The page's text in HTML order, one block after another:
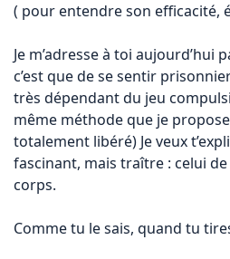
( pour entendre son efficacité,
Je m’adresse à toi aujourd’hui
c’est que de se sentir
très dépendant du jeu
même méthode que je
totalement libéré) Je veux
fascinant, mais traître : celui
corps.
Comme tu le sais, quand tu